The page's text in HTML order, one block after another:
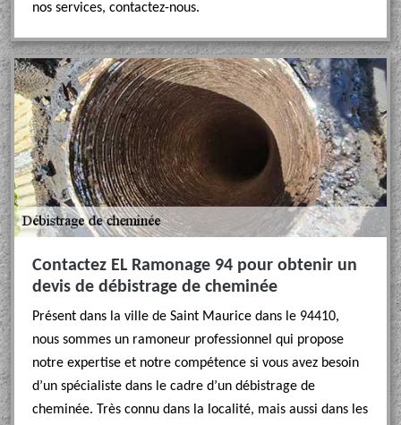
nos services, contactez-nous.
Contactez EL Ramonage 94 pour obtenir un
devis de débistrage de cheminée
Présent dans la ville de Saint Maurice dans le 94410,
nous sommes un ramoneur professionnel qui propose
notre expertise et notre compétence si vous avez besoin
d’un spécialiste dans le cadre d’un débistrage de
cheminée. Très connu dans la localité, mais aussi dans les